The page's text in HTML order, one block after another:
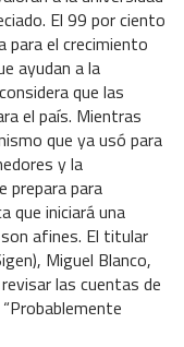
El 99 por ciento
para el crecimiento
ayudan a la
que las
el país. Mientras
que ya usó para
y la
prepara para
que iniciará una
afines. El titular
Miguel Blanco,
las cuentas de